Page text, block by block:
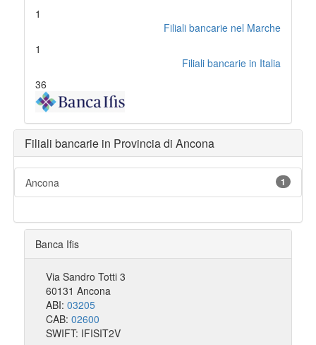
1
Filiali bancarie nel Marche
1
Filiali bancarie in Italia
36
Filiali bancarie in Provincia di Ancona
Ancona 1
Banca Ifis
Via Sandro Totti 3
60131 Ancona
ABI: 03205
CAB: 02600
SWIFT: IFISIT2V